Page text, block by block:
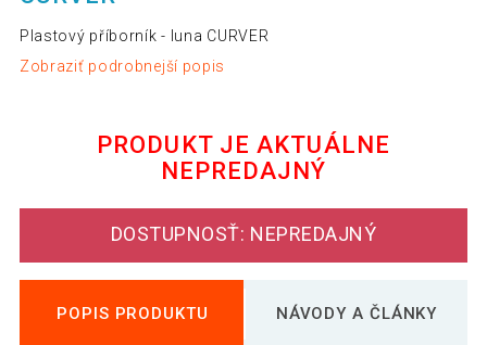
Plastový příborník - luna CURVER
Zobraziť podrobnejší popis
PRODUKT JE AKTUÁLNE
NEPREDAJNÝ
DOSTUPNOSŤ: NEPREDAJNÝ
POPIS PRODUKTU NÁVODY A ČLÁNKY